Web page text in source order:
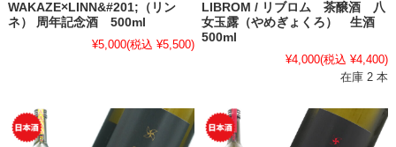
WAKAZE×LINN&#201;（リン
ネ） 周年記念酒 500ml
¥5,000(税込 ¥5,500)
LIBROM / リブロム 茶醸酒 八
女玉露（やめぎょくろ） 生酒
500ml
¥4,000(税込 ¥4,400)
在庫 2 本